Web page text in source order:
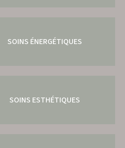
SOINS ÉNERGÉTIQUES
SOINS ESTHÉTIQUES